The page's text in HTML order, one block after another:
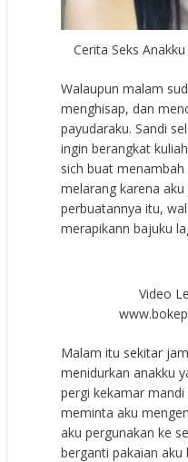
Cerita Seks
Walaupun malam
menghisap, dan
payudaraku. Sandi
ingin berangkat
sich buat
melarang karena
perbuatannya itu,
merapikann bajuku
Video
Malam itu sekitar
menidurkan anakku
pergi kekamar
meminta aku
aku pergunakan ke
berganti pakaian aku